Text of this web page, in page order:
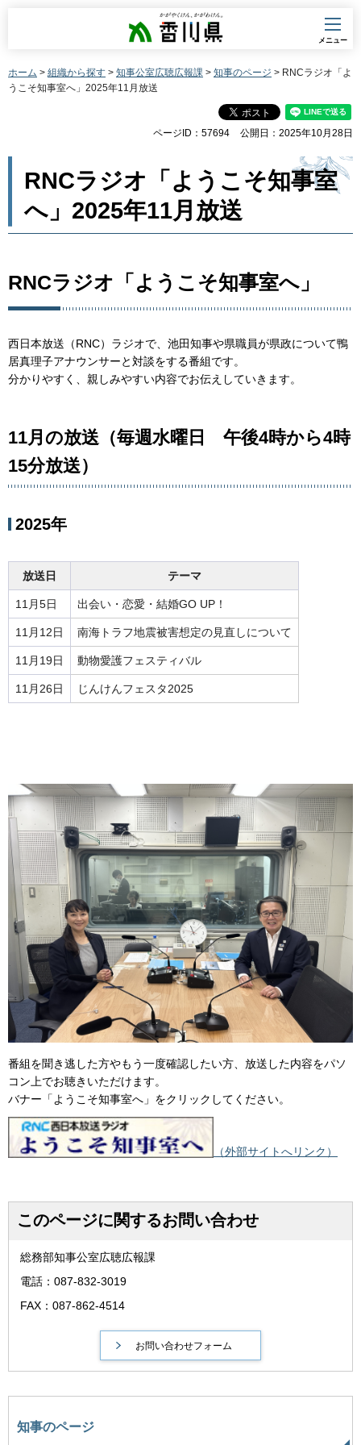
香川県
メニュー
ホーム > 組織から探す > 知事公室広聴広報課 > 知事のページ > RNCラジオ「よ
うこそ知事室へ」2025年11月放送
ページID：57694 公開日：2025年10月28日
RNCラジオ「ようこそ知事室
へ」2025年11月放送
RNCラジオ「ようこそ知事室へ」
西日本放送（RNC）ラジオで、池田知事や県職員が県政について鴨
居真理子アナウンサーと対談をする番組です。
分かりやすく、親しみやすい内容でお伝えしていきます。
11月の放送（毎週水曜日 午後4時から4時
15分放送）
2025年
放送日 テーマ
11月5日 出会い・恋愛・結婚GO UP！
11月12日 南海トラフ地震被害想定の見直しについて
11月19日 動物愛護フェスティバル
11月26日 じんけんフェスタ2025
番組を聞き逃した方やもう一度確認したい方、放送した内容をパソ
コン上でお聴きいただけます。
バナー「ようこそ知事室へ」をクリックしてください。
（外部サイトへリンク）
このページに関するお問い合わせ
総務部知事公室広聴広報課
電話：087-832-3019
FAX：087-862-4514
知事のページ